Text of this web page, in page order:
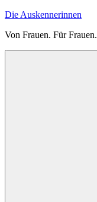
Zum
springen
Die Auskennerinnen
Von Frauen. Für Frauen.